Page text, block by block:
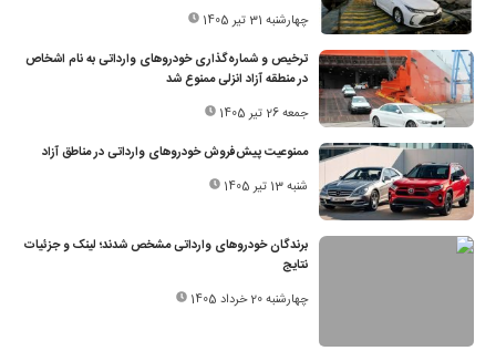
چهارشنبه 31 تیر 1405
ترخیص و شماره‌گذاری خودروهای وارداتی به نام اشخاص
در منطقه آزاد انزلی ممنوع شد
جمعه 26 تیر 1405
ممنوعیت پیش‌فروش خودروهای وارداتی در مناطق آزاد
شنبه 13 تیر 1405
برندگان خودروهای وارداتی مشخص شدند؛ لینک و جزئیات
نتایج
چهارشنبه 20 خرداد 1405